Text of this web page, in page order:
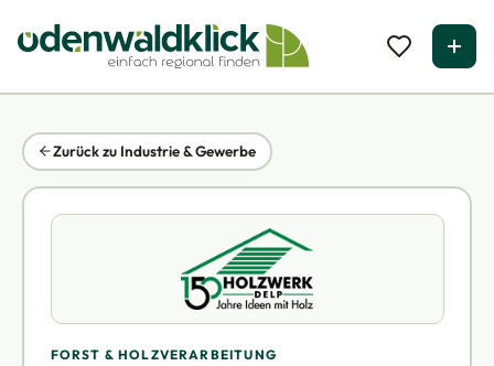
Zurück zu Industrie & Gewerbe
FORST & HOLZVERARBEITUNG